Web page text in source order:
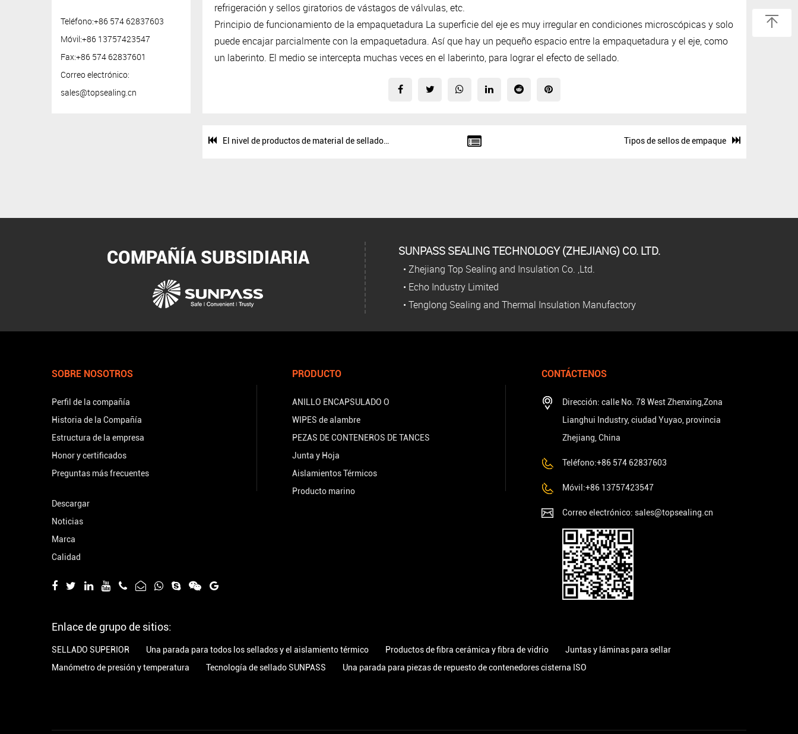
Teléfono:+86 574 62837603
Móvil:+86 13757423547
Fax:+86 574 62837601
Correo electrónico:
sales@topsealing.cn
refrigeración y sellos giratorios de vástagos de válvulas, etc.
Principio de funcionamiento de la empaquetadura La superficie del eje es muy irregular en condiciones microscópicas y solo
puede encajar parcialmente con la empaquetadura. Así que hay un pequeño espacio entre la empaquetadura y el eje, como
un laberinto. El medio se intercepta muchas veces en el laberinto, para lograr el efecto de sellado.
El nivel de productos de material de sellado continúa mejorando. Tipos de sellos de empaque
COMPAÑÍA SUBSIDIARIA SUNPASS SEALING TECHNOLOGY (ZHEJIANG) CO. LTD.
• Zhejiang Top Sealing and Insulation Co. ,Ltd.
• Echo Industry Limited
• Tenglong Sealing and Thermal Insulation Manufactory
SOBRE NOSOTROS
Perfil de la compañía
Historia de la Compañía
Estructura de la empresa
Honor y certificados
Preguntas más frecuentes
Descargar
Noticias
Marca
Calidad
PRODUCTO
ANILLO ENCAPSULADO O
WIPES de alambre
PEZAS DE CONTENEROS DE TANCES
Junta y Hoja
Aislamientos Térmicos
Producto marino
CONTÁCTENOS
Dirección: calle No. 78 West Zhenxing,Zona
Lianghui Industry, ciudad Yuyao, provincia
Zhejiang, China
Teléfono:+86 574 62837603
Móvil:+86 13757423547
Correo electrónico: sales@topsealing.cn
Enlace de grupo de sitios:
SELLADO SUPERIOR Una parada para todos los sellados y el aislamiento térmico Productos de fibra cerámica y fibra de vidrio
Juntas y láminas para sellar
Manómetro de presión y temperatura
Tecnología de sellado SUNPASS Una parada para piezas de repuesto de contenedores cisterna ISO